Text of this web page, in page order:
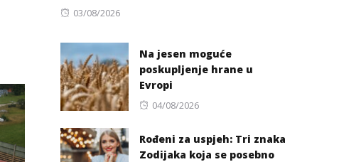
Posted
03/08/2026
Na jesen moguće
poskupljenje hrane u
Evropi
Posted
04/08/2026
Rođeni za uspjeh: Tri znaka
Zodijaka koja se posebno